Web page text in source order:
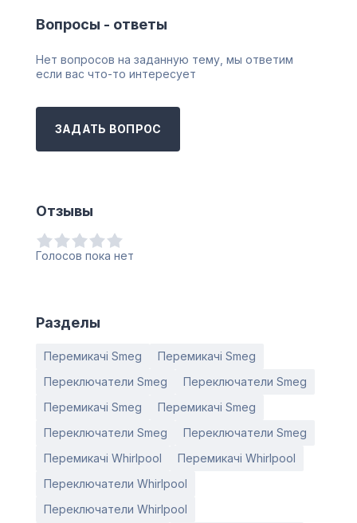
Вопросы - ответы
Нет вопросов на заданную тему, мы ответим
если вас что-то интересует
ЗАДАТЬ ВОПРОС
Отзывы
Голосов пока нет
Разделы
Перемикачі Smeg
Перемикачі Smeg
Переключатели Smeg
Переключатели Smeg
Перемикачі Smeg
Перемикачі Smeg
Переключатели Smeg
Переключатели Smeg
Перемикачі Whirlpool
Перемикачі Whirlpool
Переключатели Whirlpool
Переключатели Whirlpool